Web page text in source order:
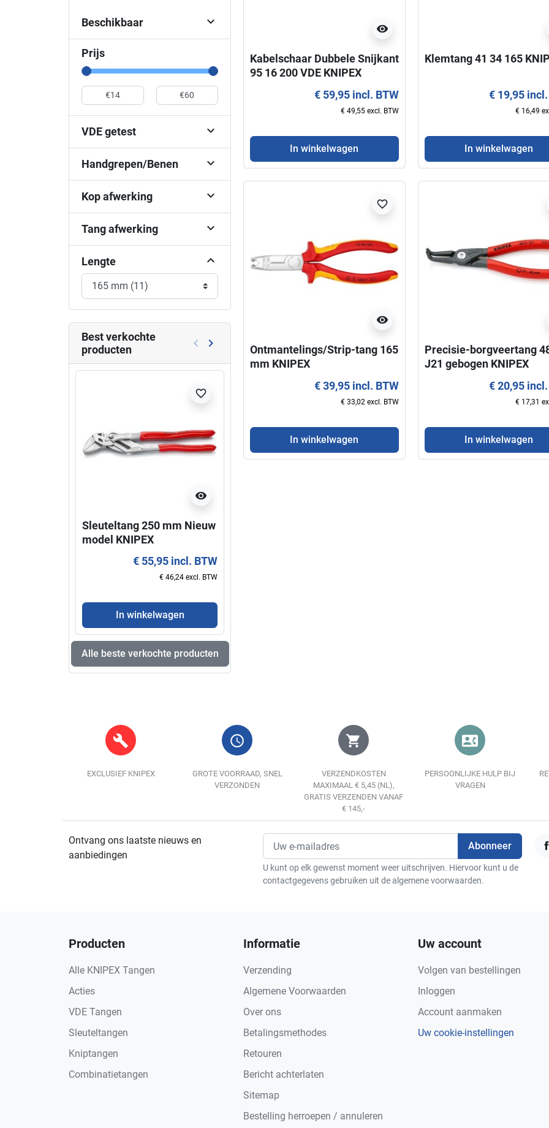
Beschikbaar 
Prijs
VDE getest 
Handgrepen/Benen 
Kop afwerking 
Tang afwerking 
Lengte
Best verkochte
producten
Vorige
keyboard_arrow_left Volgende
keyboard_arrow_right
visibility
favorite_border
Sleuteltang 250 mm Nieuw
model KNIPEX
€ 55,95 incl. BTW
€ 46,24 excl. BTW
In winkelwagen
favorite_border favorite_border
Alle beste verkochte producten
visibility
Kabelschaar Dubbele Snijkant
95 16 200 VDE KNIPEX
€ 59,95 incl. BTW
€ 49,55 excl. BTW
In winkelwagen
Klemtang 41 34 165
€ 19,95
€ 16,49
In winkelwagen
visibility
favorite_border
Ontmantelings/Strip-tang 165
mm KNIPEX
€ 39,95 incl. BTW
€ 33,02 excl. BTW
In winkelwagen
Precisie-borgveertang
J21 gebogen KNIPEX
€ 20,95
€ 17,31
In winkelwagen
build
EXCLUSIEF KNIPEX
query_builder
GROTE VOORRAAD, SNEL
VERZONDEN
shopping_cart
VERZENDKOSTEN
MAXIMAAL € 5,45 (NL),
GRATIS VERZENDEN VANAF
€ 145,-
contact_phone
PERSOONLIJKE HULP BIJ
VRAGEN
Ontvang ons laatste nieuws en
aanbiedingen
U kunt op elk gewenst moment weer uitschrijven. Hiervoor kunt u de
contactgegevens gebruiken uit de algemene voorwaarden.
Producten
Alle KNIPEX Tangen
Acties
VDE Tangen
Sleuteltangen
Kniptangen
Combinatietangen
Informatie
Verzending
Algemene Voorwaarden
Over ons
Betalingsmethodes
Retouren
Bericht achterlaten
Sitemap
Bestelling herroepen / annuleren
Uw account
Volgen van bestellingen
Inloggen
Account aanmaken
Uw cookie-instellingen